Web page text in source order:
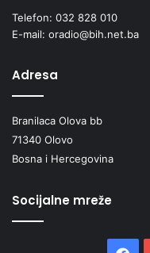
Telefon: 032 828 010
E-mail: oradio@bih.net.ba
Adresa
Branilaca Olova bb
71340 Olovo
Bosna i Hercegovina
Socijalne mreže